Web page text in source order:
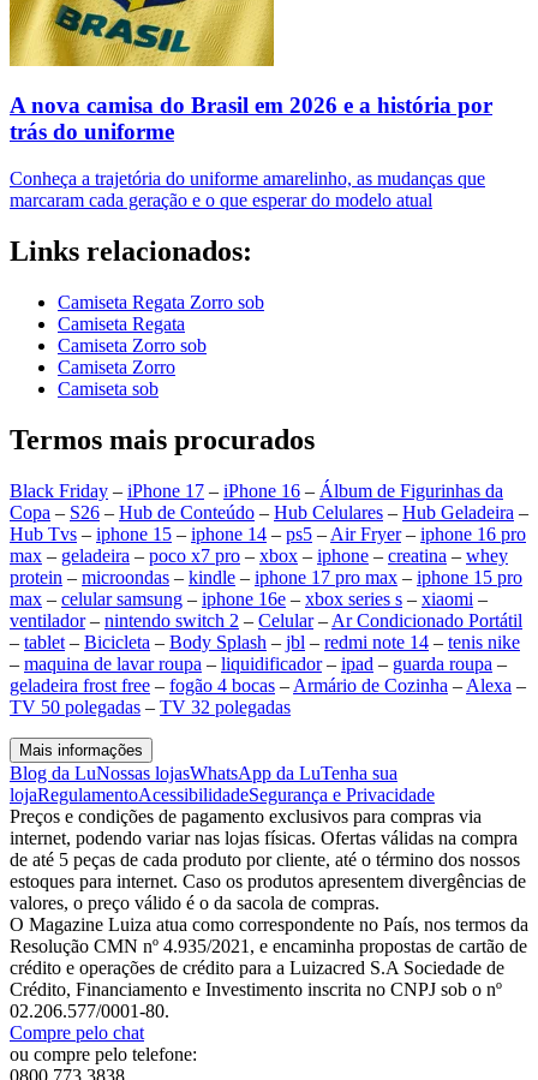
A nova camisa do Brasil em 2026 e a história por
trás do uniforme
Conheça a trajetória do uniforme amarelinho, as mudanças que
marcaram cada geração e o que esperar do modelo atual
Links relacionados:
Camiseta Regata Zorro sob
Camiseta Regata
Camiseta Zorro sob
Camiseta Zorro
Camiseta sob
Termos mais procurados
Black Friday – iPhone 17 – iPhone 16 – Álbum de Figurinhas da
Copa – S26 – Hub de Conteúdo – Hub Celulares – Hub Geladeira –
Hub Tvs – iphone 15 – iphone 14 – ps5 – Air Fryer– iphone 16 pro
max – geladeira – poco x7 pro – xbox – iphone – creatina – whey
protein – microondas – kindle – iphone 17 pro max – iphone 15 pro
max – celular samsung – iphone 16e – xbox series s – xiaomi –
ventilador– nintendo switch 2 – Celular– Ar Condicionado Portátil
– tablet – Bicicleta – Body Splash – jbl – redmi note 14 – tenis nike
– maquina de lavar roupa – liquidificador– ipad – guarda roupa –
geladeira frost free – fogão 4 bocas – Armário de Cozinha – Alexa –
TV 50 polegadas – TV 32 polegadas
Mais informações
Blog da LuNossas lojasWhatsApp da LuTenha sua
lojaRegulamentoAcessibilidadeSegurança e Privacidade
Preços e condições de pagamento exclusivos para compras via
internet, podendo variar nas lojas físicas. Ofertas válidas na compra
de até 5 peças de cada produto por cliente, até o término dos nossos
estoques para internet. Caso os produtos apresentem divergências de
valores, o preço válido é o da sacola de compras.
O Magazine Luiza atua como correspondente no País, nos termos da
Resolução CMN nº 4.935/2021, e encaminha propostas de cartão de
crédito e operações de crédito para a Luizacred S.A Sociedade de
Crédito, Financiamento e Investimento inscrita no CNPJ sob o nº
02.206.577/0001-80.
Compre pelo chat
ou compre pelo telefone:
0800 773 3838